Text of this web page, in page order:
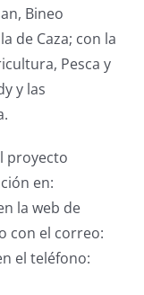
Bineo
de Caza; con la
Pesca y
y las
proyecto
en:
la web de
con el correo:
el teléfono: